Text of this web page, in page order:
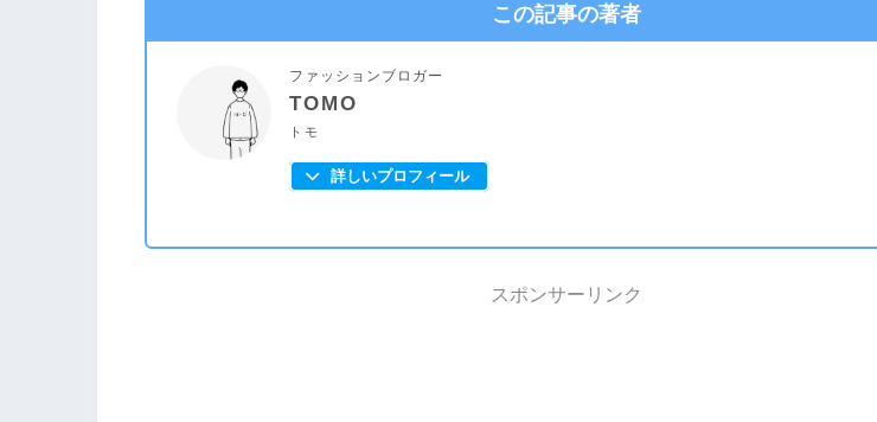
この記事の著者
ファッションブロガー
TOMO
トモ
詳しいプロフィール
スポンサーリンク